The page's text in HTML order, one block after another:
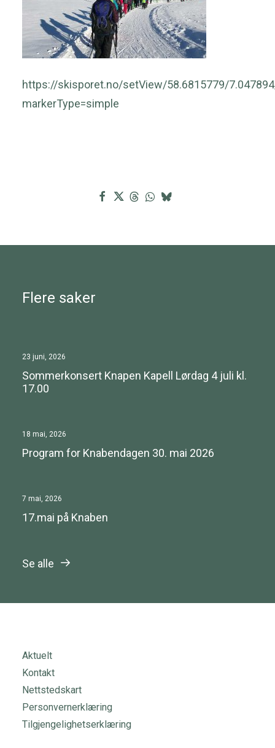
https://skisporet.no/setView/58.6815779/
markerType=simple
Flere saker
23 juni, 2026
Sommerkonsert Knapen Kapell Lørdag 4 juli kl.
17.00
18 mai, 2026
Program for Knabendagen 30. mai 2026
7 mai, 2026
17.mai på Knaben
Se alle
Aktuelt
Kontakt
Nettstedskart
Personvernerklæring
Tilgjengelighetserklæring